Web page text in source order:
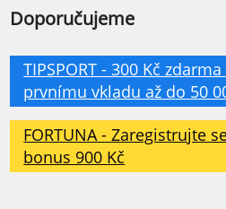
Doporučujeme
TIPSPORT - 300 Kč
prvnímu vkladu až do 50
FORTUNA - Zaregistrujte
bonus 900 Kč